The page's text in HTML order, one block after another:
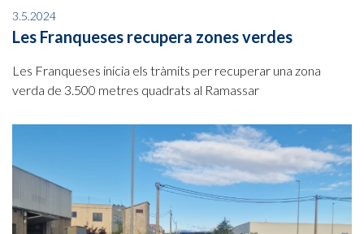
3.5.2024
Les Franqueses recupera zones verdes
Les Franqueses inicia els tràmits per recuperar una zona
verda de 3.500 metres quadrats al Ramassar